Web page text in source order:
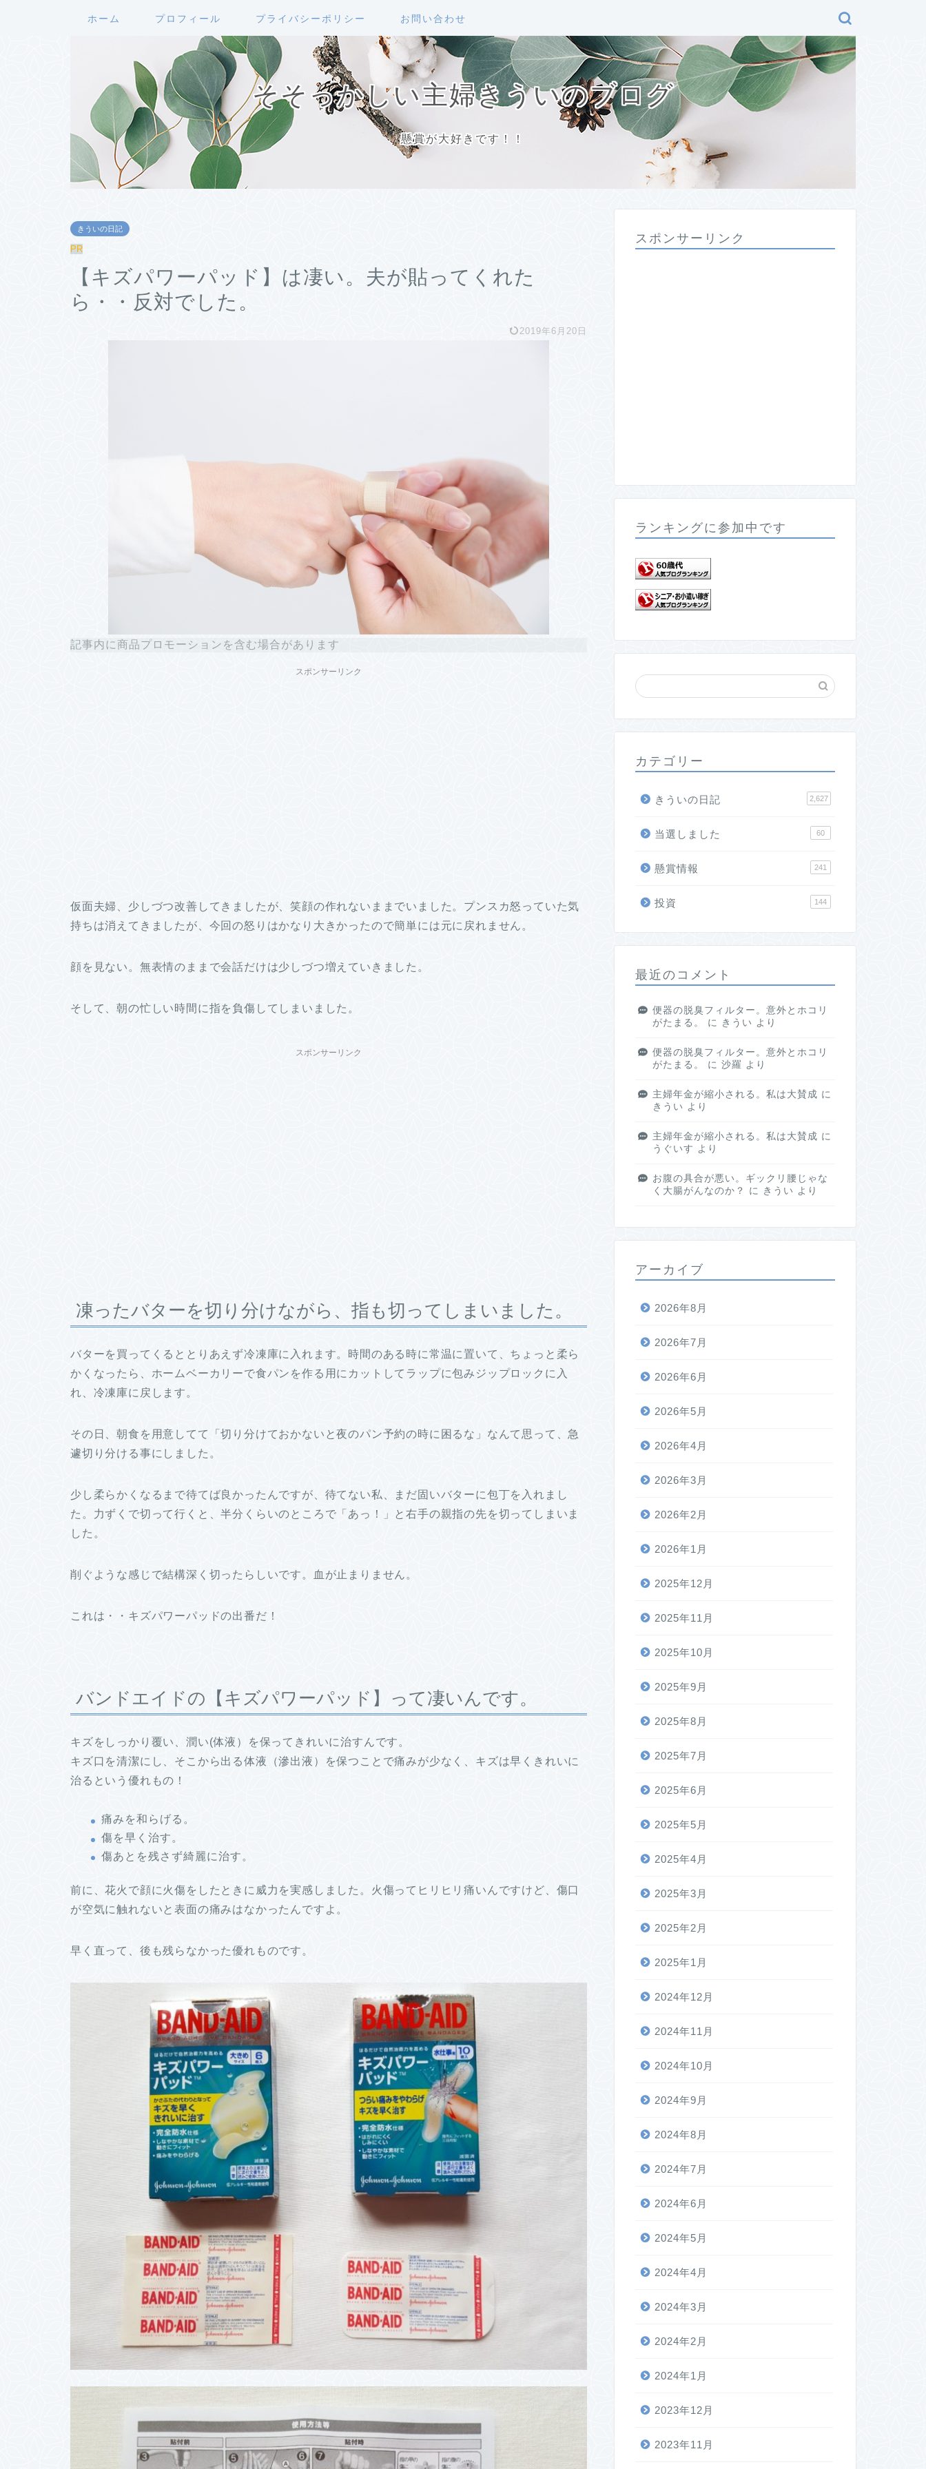
ホーム プロフィール プライバシーポリシー お問い合わせ
そそっかしい主婦きういのブログ
懸賞が大好きです！！
きういの日記
PR
【キズパワーパッド】は凄い。夫が貼ってくれた
ら・・反対でした。
2019年6月20日
記事内に商品プロモーションを含む場合があります
スポンサーリンク
仮面夫婦、少しづつ改善してきましたが、笑顔の作れないままでいました。プンスカ怒っていた気
持ちは消えてきましたが、今回の怒りはかなり大きかったので簡単には元に戻れません。
顔を見ない。無表情のままで会話だけは少しづつ増えていきました。
そして、朝の忙しい時間に指を負傷してしまいました。
スポンサーリンク
凍ったバターを切り分けながら、指も切ってしまいました。
バターを買ってくるととりあえず冷凍庫に入れます。時間のある時に常温に置いて、ちょっと柔ら
かくなったら、ホームベーカリーで食パンを作る用にカットしてラップに包みジップロックに入
れ、冷凍庫に戻します。
その日、朝食を用意してて「切り分けておかないと夜のパン予約の時に困るな」なんて思って、急
遽切り分ける事にしました。
少し柔らかくなるまで待てば良かったんですが、待てない私、まだ固いバターに包丁を入れまし
た。力ずくで切って行くと、半分くらいのところで「あっ！」と右手の親指の先を切ってしまいま
した。
削ぐような感じで結構深く切ったらしいです。血が止まりません。
これは・・キズパワーパッドの出番だ！
バンドエイドの【キズパワーパッド】って凄いんです。
キズをしっかり覆い、潤い(体液）を保ってきれいに治すんです。
キズ口を清潔にし、そこから出る体液（滲出液）を保つことで痛みが少なく、キズは早くきれいに
治るという優れもの！
痛みを和らげる。
傷を早く治す。
傷あとを残さず綺麗に治す。
前に、花火で顔に火傷をしたときに威力を実感しました。火傷ってヒリヒリ痛いんですけど、傷口
が空気に触れないと表面の痛みはなかったんですよ。
早く直って、後も残らなかった優れものです。
スポンサーリンク
ランキングに参加中です
カテゴリー
きういの日記 2,627
当選しました 60
懸賞情報 241
投資 144
最近のコメント
便器の脱臭フィルター。意外とホコリ
がたまる。
に きうい より
便器の脱臭フィルター。意外とホコリ
がたまる。
に 沙羅 より
主婦年金が縮小される。私は大賛成 に
きうい より
主婦年金が縮小される。私は大賛成 に
うぐいす より
お腹の具合が悪い。ギックリ腰じゃな
く大腸がんなのか？
に きうい より
アーカイブ
2026年8月
2026年7月
2026年6月
2026年5月
2026年4月
2026年3月
2026年2月
2026年1月
2025年12月
2025年11月
2025年10月
2025年9月
2025年8月
2025年7月
2025年6月
2025年5月
2025年4月
2025年3月
2025年2月
2025年1月
2024年12月
2024年11月
2024年10月
2024年9月
2024年8月
2024年7月
2024年6月
2024年5月
2024年4月
2024年3月
2024年2月
2024年1月
2023年12月
2023年11月